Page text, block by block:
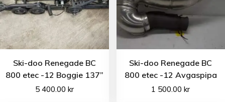
Ski-doo Renegade BC
800 etec -12 Boggie 137”
5 400.00 kr
Ski-doo Renegade BC
800 etec -12 Avgaspipa
1 500.00kr